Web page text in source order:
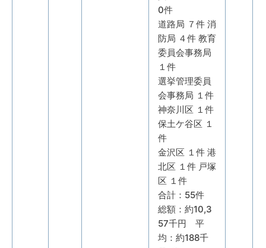
0件
道路局 ７件 消
防局 ４件 教育
委員会事務局
１件
選挙管理委員
会事務局 １件
神奈川区 １件
保土ケ谷区 １
件
金沢区 １件 港
北区 １件 戸塚
区 １件
合計：55件
総額：約10,3
57千円 平
均：約188千